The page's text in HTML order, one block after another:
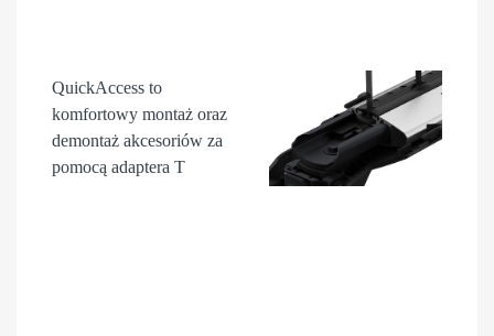
QuickAccess to
komfortowy montaż oraz
demontaż akcesoriów za
pomocą adaptera T